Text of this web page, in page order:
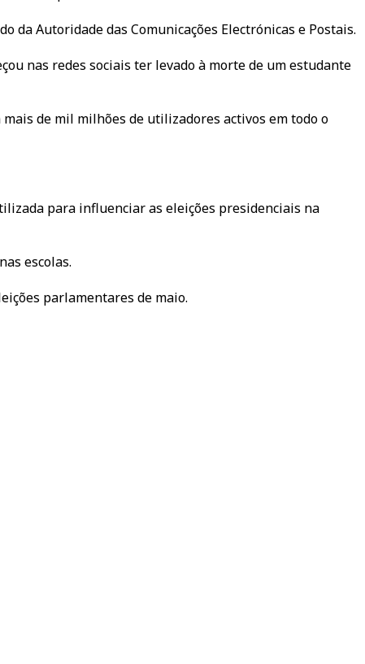
da Autoridade das Comunicações Electrónicas e Postais.
nas redes sociais ter levado à morte de um estudante
de mil milhões de utilizadores activos em todo o
para influenciar as eleições presidenciais na
escolas.
parlamentares de maio.